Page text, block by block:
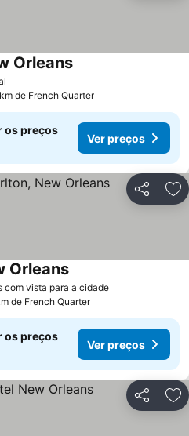
Orleans
de French Quarter
os preços
Ver preços
Partilhar
com vista para a cidade
Orleans
de French Quarter
os preços
Ver preços
Partilhar